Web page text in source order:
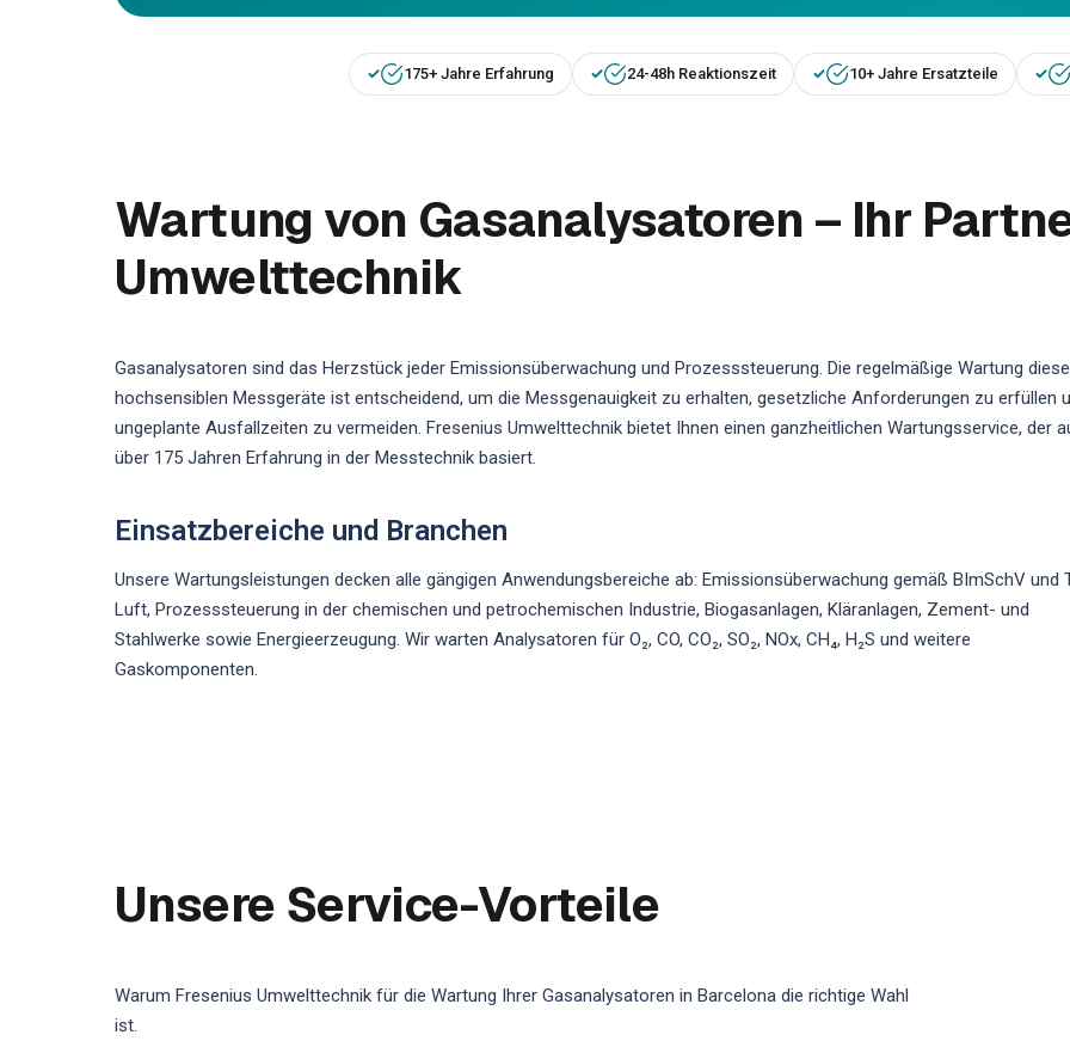
175+ Jahre Erfahrung 24-48h Reaktionszeit 10+ Jahre Ersatzteile
Wartung von Gasanalysatoren – Ihr
Umwelttechnik
Gasanalysatoren sind das Herzstück jeder Emissionsüberwachung und Prozesssteuerung. Die regelmäßige Wartung
hochsensiblen Messgeräte ist entscheidend, um die Messgenauigkeit zu erhalten, gesetzliche Anforderungen zu erfüllen
ungeplante Ausfallzeiten zu vermeiden. Fresenius Umwelttechnik bietet Ihnen einen ganzheitlichen Wartungsservice, der
über 175 Jahren Erfahrung in der Messtechnik basiert.
Einsatzbereiche und Branchen
Unsere Wartungsleistungen decken alle gängigen Anwendungsbereiche ab: Emissionsüberwachung gemäß BImSchV und
Luft, Prozesssteuerung in der chemischen und petrochemischen Industrie, Biogasanlagen, Kläranlagen, Zement- und
Stahlwerke sowie Energieerzeugung. Wir warten Analysatoren für O₂, CO, CO₂, SO₂, NOx, CH₄, H₂S und weitere
Gaskomponenten.
Unsere Service-Vorteile
Warum Fresenius Umwelttechnik für die Wartung Ihrer Gasanalysatoren in Barcelona die richtige Wahl
ist.